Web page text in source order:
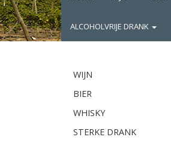
ALCOHOLVRIJE DRANK
WIJN
BIER
WHISKY
STERKE DRANK